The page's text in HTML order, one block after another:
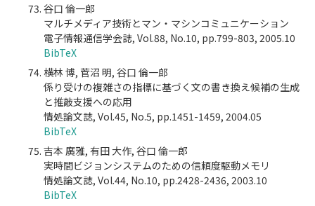
谷口 倫一郎
マルチメディア技術とマン・マシンコミュニケーション
電子情報通信学会誌, Vol.88, No.10, pp.799-803, 2005.10
BibTeX
横林 博, 菅沼 明, 谷口 倫一郎
係り受けの複雑さの指標に基づく文の書き換え候補の生成
と推敲支援への応用
情処論文誌, Vol.45, No.5, pp.1451-1459, 2004.05
BibTeX
吉本 廣雅, 有田 大作, 谷口 倫一郎
実時間ビジョンシステムのための信頼度駆動メモリ
情処論文誌, Vol.44, No.10, pp.2428-2436, 2003.10
BibTeX